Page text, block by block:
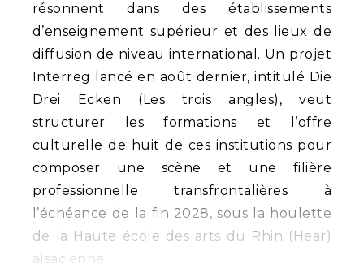
résonnent dans des établissements
d’enseignement supérieur et des lieux de
diffusion de niveau international. Un projet
Interreg lancé en août dernier, intitulé Die
Drei Ecken (Les trois angles), veut
structurer les formations et l’offre
culturelle de huit de ces institutions pour
composer une scène et une filière
professionnelle transfrontalières à
l’échéance de la fin 2028, sous la houlette
de la Haute école des arts du Rhin (Hear)
alsacienne.